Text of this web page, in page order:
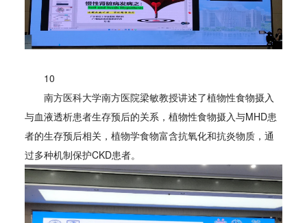
10
南方医科大学南方医院梁敏教授讲述了植物性食物摄入
与血液透析患者生存预后的关系，植物性食物摄入与MHD患
者的生存预后相关，植物学食物富含抗氧化和抗炎物质，通
过多种机制保护CKD患者。